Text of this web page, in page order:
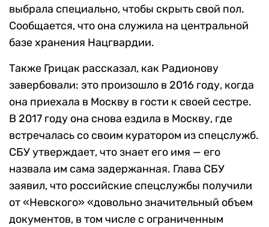
выбрала специально, чтобы скрыть свой пол.
Сообщается, что она служила на центральной
базе хранения Нацгвардии.
Также Грицак рассказал, как Радионову
завербовали: это произошло в 2016 году, когда
она приехала в Москву в гости к своей сестре.
В 2017 году она снова ездила в Москву, где
встречалась со своим куратором из спецслужб.
СБУ утверждает, что знает его имя — его
назвала им сама задержанная. Глава СБУ
заявил, что российские спецслужбы получили
от «Невского» «довольно значительный объем
документов, в том числе с ограниченным